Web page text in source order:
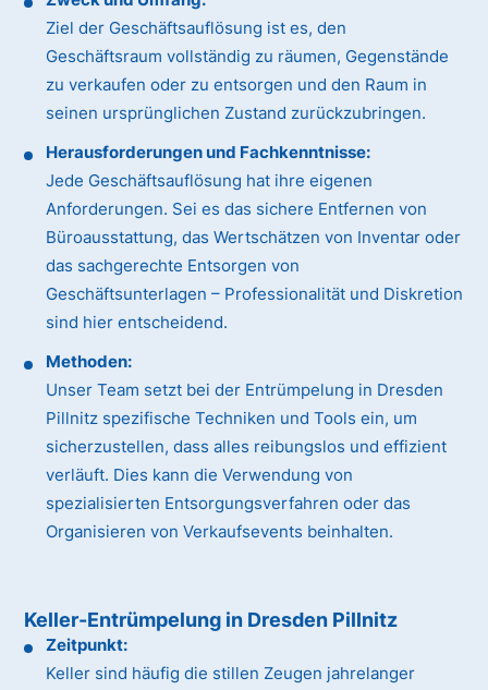
Ziel der Geschäftsauflösung ist es, den
Geschäftsraum vollständig zu räumen, Gegenstände
zu verkaufen oder zu entsorgen und den Raum in
seinen ursprünglichen Zustand zurückzubringen.
Herausforderungen und Fachkenntnisse:
Jede Geschäftsauflösung hat ihre eigenen
Anforderungen. Sei es das sichere Entfernen von
Büroausstattung, das Wertschätzen von Inventar oder
das sachgerechte Entsorgen von
Geschäftsunterlagen – Professionalität und Diskretion
sind hier entscheidend.
Methoden:
Unser Team setzt bei der Entrümpelung in Dresden
Pillnitz spezifische Techniken und Tools ein, um
sicherzustellen, dass alles reibungslos und effizient
verläuft. Dies kann die Verwendung von
spezialisierten Entsorgungsverfahren oder das
Organisieren von Verkaufsevents beinhalten.
Keller-Entrümpelung in Dresden Pillnitz
Zeitpunkt:
Keller sind häufig die stillen Zeugen jahrelanger